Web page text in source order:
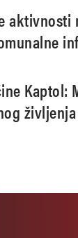
aktivnosti
Kaptol:
življenja